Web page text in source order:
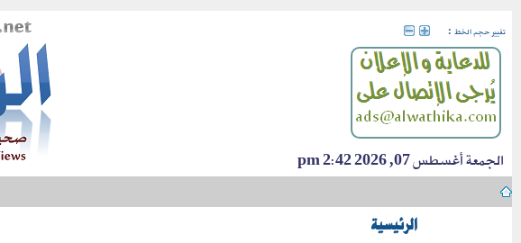
تغيير حجم الخط :
الجمعة أغسطس 07, 2026 2:42 pm
الرئيسية